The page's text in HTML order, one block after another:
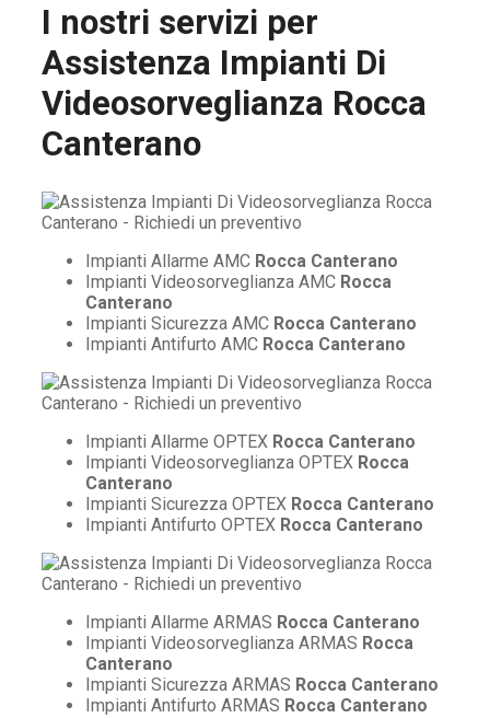
I nostri servizi per
Assistenza Impianti Di
Videosorveglianza Rocca
Canterano
Impianti Allarme AMC Rocca Canterano
Impianti Videosorveglianza AMC Rocca
Canterano
Impianti Sicurezza AMC Rocca Canterano
Impianti Antifurto AMC Rocca Canterano
Impianti Allarme OPTEX Rocca Canterano
Impianti Videosorveglianza OPTEX Rocca
Canterano
Impianti Sicurezza OPTEX Rocca Canterano
Impianti Antifurto OPTEX Rocca Canterano
Impianti Allarme ARMAS Rocca Canterano
Impianti Videosorveglianza ARMAS Rocca
Canterano
Impianti Sicurezza ARMAS Rocca Canterano
Impianti Antifurto ARMAS Rocca Canterano